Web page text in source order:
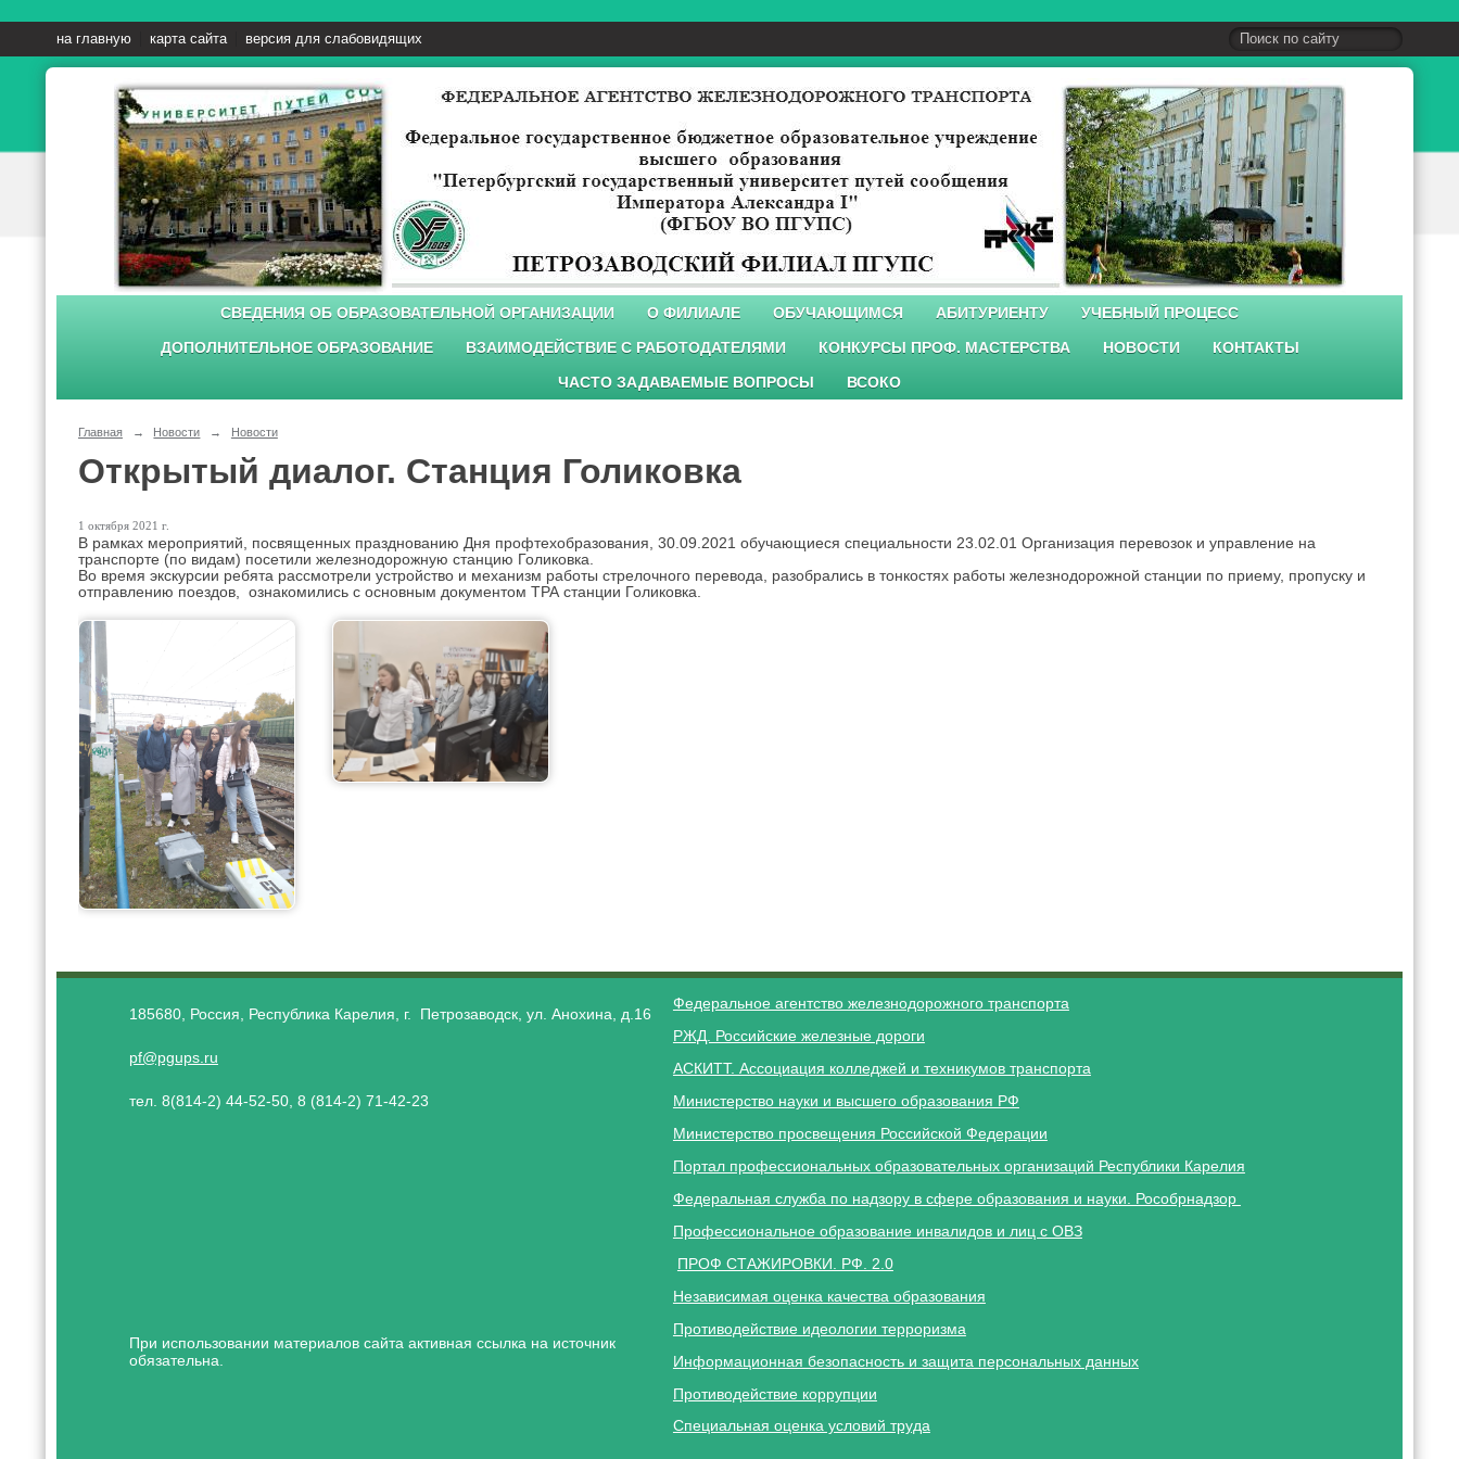
на главную карта сайта версия для слабовидящих
СВЕДЕНИЯ ОБ ОБРАЗОВАТЕЛЬНОЙ ОРГАНИЗАЦИИ О ФИЛИАЛЕ ОБУЧАЮЩИМСЯ АБИТУРИЕНТУ УЧЕБНЫЙ ПРОЦЕСС
ДОПОЛНИТЕЛЬНОЕ ОБРАЗОВАНИЕ ВЗАИМОДЕЙСТВИЕ С РАБОТОДАТЕЛЯМИ КОНКУРСЫ ПРОФ. МАСТЕРСТВА НОВОСТИ КОНТАКТЫ
ЧАСТО ЗАДАВАЕМЫЕ ВОПРОСЫ ВСОКО
Главная → Новости → Новости
Открытый диалог. Станция Голиковка
1 октября 2021 г.
В рамках мероприятий, посвященных празднованию Дня профтехобразования, 30.09.2021 обучающиеся специальности 23.02.01 Организация перевозок и управление на
транспорте (по видам) посетили железнодорожную станцию Голиковка.
Во время экскурсии ребята рассмотрели устройство и механизм работы стрелочного перевода, разобрались в тонкостях работы железнодорожной станции по приему, пропуску и
отправлению поездов, ознакомились с основным документом ТРА станции Голиковка.
185680, Россия, Республика Карелия, г. Петрозаводск, ул. Анохина, д.16
Федеральное агентство железнодорожного транспорта
РЖД. Российские железные дороги
АСКИТТ. Ассоциация колледжей и техникумов транспорта
Министерство науки и высшего образования РФ
Министерство просвещения Российской Федерации
Портал профессиональных образовательных организаций Республики Карелия
Федеральная служба по надзору в сфере образования и науки. Рособрнадзор
Профессиональное образование инвалидов и лиц с ОВЗ
ПРОФ СТАЖИРОВКИ. РФ. 2.0
Независимая оценка качества образования
Противодействие идеологии терроризма
Информационная безопасность и защита персональных данных
Противодействие коррупции
Специальная оценка условий труда
pf@pgups.ru
тел. 8(814-2) 44-52-50, 8 (814-2) 71-42-23
При использовании материалов сайта активная ссылка на источник
обязательна.